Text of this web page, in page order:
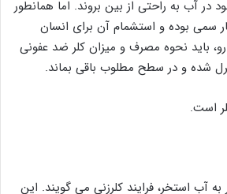
در آب به راحتی از بین بروند. اما همانطور
سمی بوده و استشمام آن برای انسان
باید نحوه مصرف و میزان کلر ضد عفونی
شده و در سطح مطلوب باقی بماند.
است.
به آب استخر، فرایند کلرزنی می گویند. این